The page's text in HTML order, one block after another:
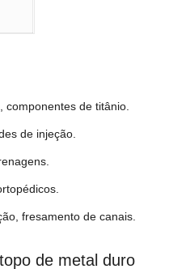
de titânio.
de injeção.
fresamento de canais.
de metal duro